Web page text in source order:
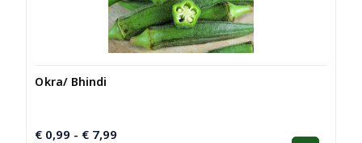
Okra/ Bhindi
€ 0,99 - € 7,99